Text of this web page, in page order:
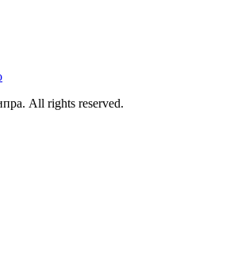
All rights reserved.